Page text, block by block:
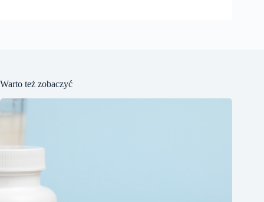
Warto też zobaczyć